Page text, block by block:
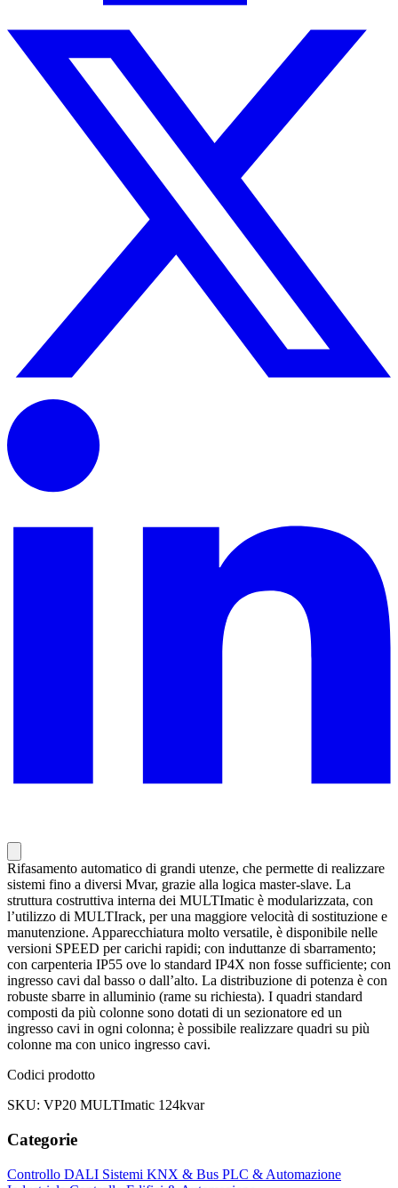
Rifasamento automatico di grandi utenze, che permette di realizzare
sistemi fino a diversi Mvar, grazie alla logica master-slave. La
struttura costruttiva interna dei MULTImatic è modularizzata, con
l’utilizzo di MULTIrack, per una maggiore velocità di sostituzione e
manutenzione. Apparecchiatura molto versatile, è disponibile nelle
versioni SPEED per carichi rapidi; con induttanze di sbarramento;
con carpenteria IP55 ove lo standard IP4X non fosse sufficiente; con
ingresso cavi dal basso o dall’alto. La distribuzione di potenza è con
robuste sbarre in alluminio (rame su richiesta). I quadri standard
composti da più colonne sono dotati di un sezionatore ed un
ingresso cavi in ogni colonna; è possibile realizzare quadri su più
colonne ma con unico ingresso cavi.
Codici prodotto
SKU: VP20 MULTImatic 124kvar
Categorie
Controllo DALI Sistemi KNX & Bus PLC & Automazione